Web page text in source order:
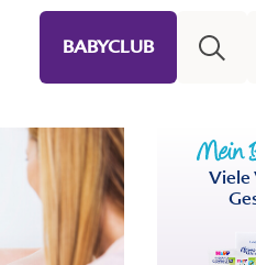
BABYCLUB
Viele